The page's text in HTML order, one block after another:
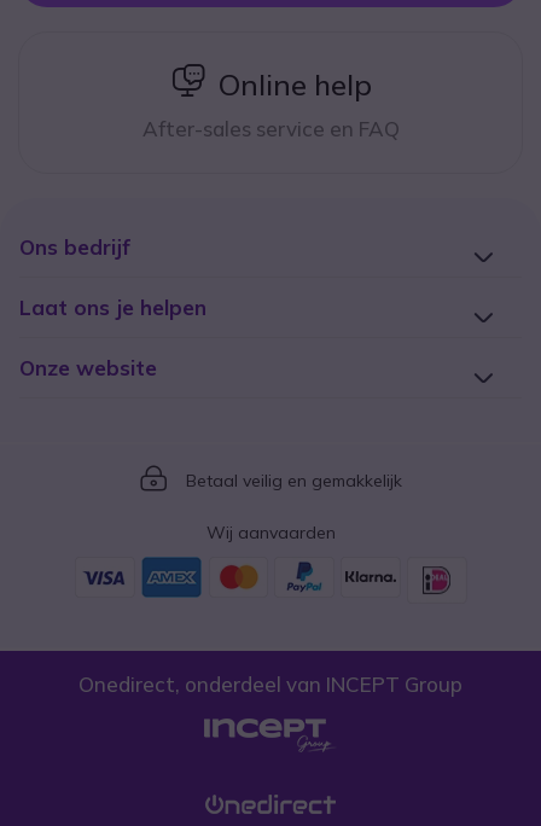
icon
Online help
After-sales service en FAQ
Ons bedrijf
Laat ons je helpen
Onze website
Icon
Betaal veilig en gemakkelijk
Wij aanvaarden
Onedirect, onderdeel van INCEPT Group